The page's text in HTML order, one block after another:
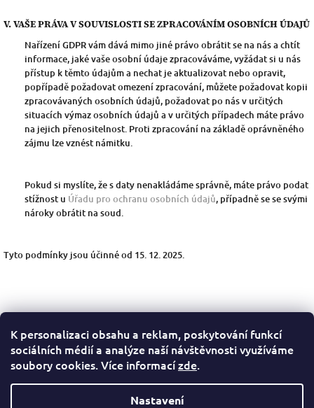
K personalizaci obsahu a reklam, poskytování funkcí
sociálních médií a analýze naší návštěvnosti využíváme
soubory cookies. Více informacízde.
Nastavení
V. VAŠE PRÁVA V SOUVISLOSTI SE ZPRACOVÁNÍM OSOBNÍCH ÚDAJŮ
Nařízení GDPR vám dává mimo jiné právo obrátit se na nás a chtít
informace, jaké vaše osobní údaje zpracováváme, vyžádat si u nás
přístup k těmto údajům a nechat je aktualizovat nebo opravit,
popřípadě požadovat omezení zpracování, můžete požadovat kopii
zpracovávaných osobních údajů, požadovat po nás v určitých
situacích výmaz osobních údajů a v určitých případech máte právo
na jejich přenositelnost. Proti zpracování na základě oprávněného
zájmu lze vznést námitku.
Pokud si myslíte, že s daty nenakládáme správně, máte právo podat
stížnost u Úřadu pro ochranu osobních údajů, případně se se svými
nároky obrátit na soud.
Tyto podmínky jsou účinné od 15. 12. 2025.
Všeobecné obchodní podmínky Podmínky ochrany osobních údajů